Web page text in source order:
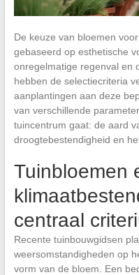
De keuze van bloemen
gebaseerd op esthetische
onregelmatige regenval en
hebben de selectiecriteria
aanplantingen aan deze
van verschillende
tuincentrum gaat: de aard
droogtebestendigheid en
Tuinbloemen
centraal
Recente tuinbouwgidsen
weersomstandigheden op
vorm van de bloem. Een